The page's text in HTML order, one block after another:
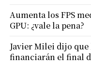
Aumenta los FPS
GPU: ¿vale la pena?
Javier Milei dijo
financiarán el final